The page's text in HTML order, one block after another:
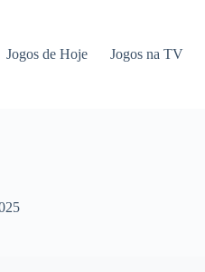
Jogos de Hoje Jogos na TV